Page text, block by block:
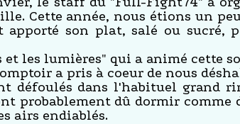
Cette année, nous étions un
apporté son plat, salé ou sucré,
les lumières" qui a animé cette
a pris à coeur de nous
défoulés dans l'habituel grand
probablement dû dormir comme
airs endiablés.